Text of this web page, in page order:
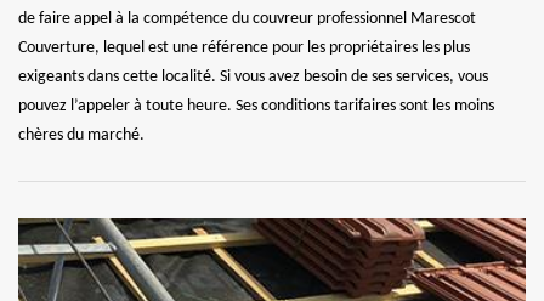
de faire appel à la compétence du couvreur professionnel Marescot
Couverture, lequel est une référence pour les propriétaires les plus
exigeants dans cette localité. Si vous avez besoin de ses services, vous
pouvez l’appeler à toute heure. Ses conditions tarifaires sont les moins
chères du marché.